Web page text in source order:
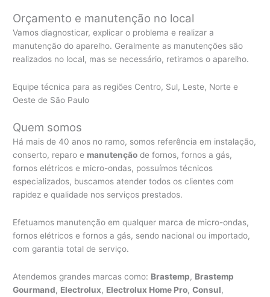
Orçamento e manutenção no local
Vamos diagnosticar, explicar o problema e realizar a
manutenção do aparelho. Geralmente as manutenções são
realizados no local, mas se necessário, retiramos o aparelho.
Equipe técnica para as regiões Centro, Sul, Leste, Norte e
Oeste de São Paulo
Quem somos
Há mais de 40 anos no ramo, somos referência em instalação,
conserto, reparo e manutenção de fornos, fornos a gás,
fornos elétricos e micro-ondas, possuímos técnicos
especializados, buscamos atender todos os clientes com
rapidez e qualidade nos serviços prestados.
Efetuamos manutenção em qualquer marca de micro-ondas,
fornos elétricos e fornos a gás, sendo nacional ou importado,
com garantia total de serviço.
Atendemos grandes marcas como: Brastemp, Brastemp
Gourmand, Electrolux, Electrolux Home Pro,Consul,